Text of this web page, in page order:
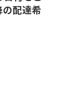
配達希